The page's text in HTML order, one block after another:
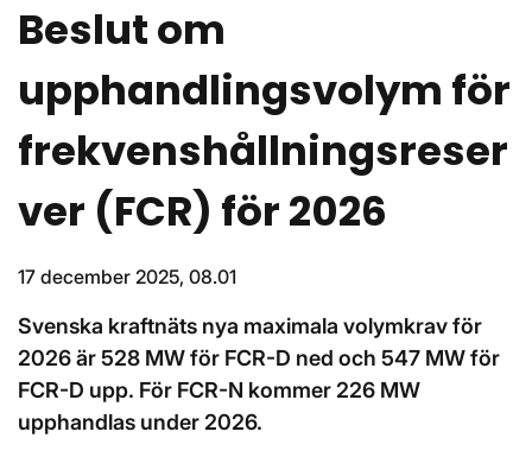
Beslut om
upphandlingsvolym för
frekvenshållningsreser
ver (FCR) för 2026
17 december 2025, 08.01
Svenska kraftnäts nya maximala volymkrav för
2026 är 528 MW för FCR-D ned och 547 MW för
FCR-D upp. För FCR-N kommer 226 MW
upphandlas under 2026.